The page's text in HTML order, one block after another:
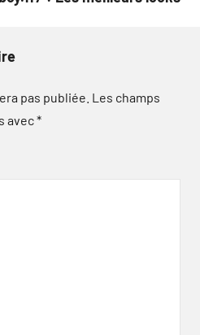
pas publiée. Les champs
avec*